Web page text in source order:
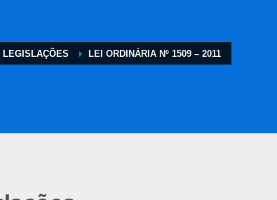
LEGISLAÇÕES LEI ORDINÁRIA Nº 1509 – 2011